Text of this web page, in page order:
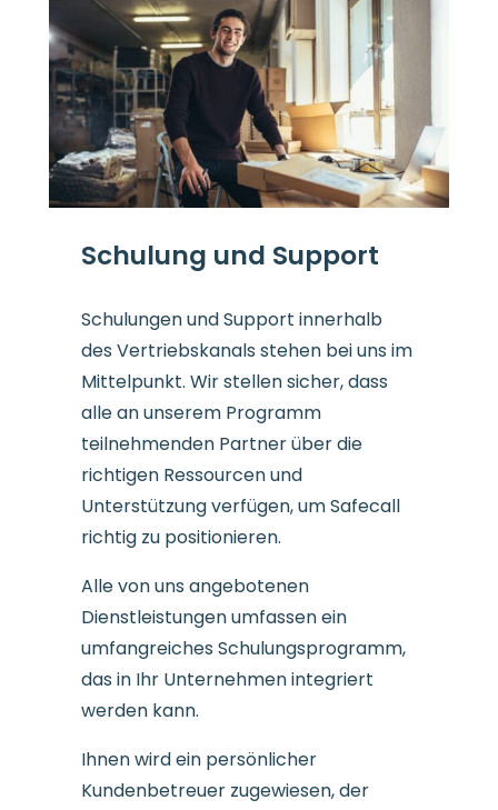
Schulung und Support
Schulungen und Support innerhalb
des Vertriebskanals stehen bei uns im
Mittelpunkt. Wir stellen sicher, dass
alle an unserem Programm
teilnehmenden Partner über die
richtigen Ressourcen und
Unterstützung verfügen, um Safecall
richtig zu positionieren.
Alle von uns angebotenen
Dienstleistungen umfassen ein
umfangreiches Schulungsprogramm,
das in Ihr Unternehmen integriert
werden kann.
Ihnen wird ein persönlicher
Kundenbetreuer zugewiesen, der